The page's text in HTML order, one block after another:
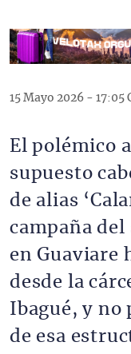
15 Mayo 2026 - 17:05
El polémico
supuesto
de alias
campaña del
en Guaviare
desde la
Ibagué, y no
de esa